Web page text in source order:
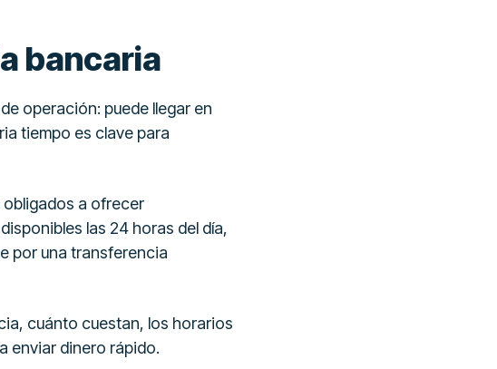
bancaria
operación: puede llegar en
tiempo es clave para
a ofrecer
las 24 horas del día,
por una transferencia
cuánto cuestan, los horarios
enviar dinero rápido.